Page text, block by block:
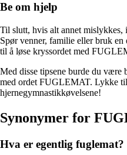
Be om hjelp
Til slutt, hvis alt annet
Spør venner, familie eller bruk en
til å løse kryssordet med
Med disse tipsene burde du være
med ordet FUGLEMAT. Lykke
hjernegymnastikkøvelsene!
Synonymer for
Hva er egentlig fuglemat?